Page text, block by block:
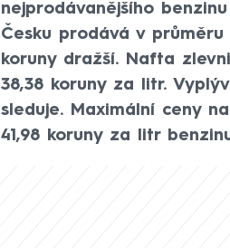
nejprodávanějšího
Česku prodává v průměru
koruny dražší. Nafta
38,38 koruny za litr.
sleduje. Maximální ceny
41,98 koruny za litr